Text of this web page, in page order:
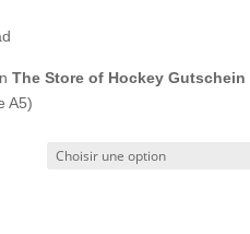
The Store of Hockey Gutschein
A5)